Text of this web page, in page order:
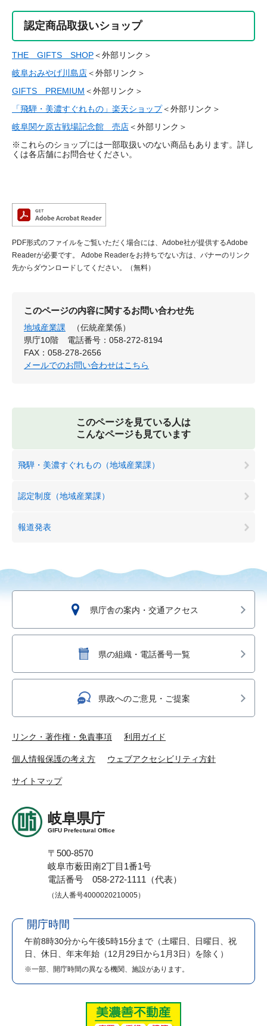
認定商品取扱いショップ
THE GIFTS SHOP＜外部リンク＞
岐阜おみやげ川島店＜外部リンク＞
GIFTS PREMIUM ＜外部リンク＞
「飛騨・美濃すぐれもの」楽天ショップ＜外部リンク＞
岐阜関ケ原古戦場記念館 売店＜外部リンク＞
※これらのショップには一部取扱いのない商品もあります。詳し
くは各店舗にお問合せください。
PDF形式のファイルをご覧いただく場合には、Adobe社が提供するAdobe
Readerが必要です。
Adobe Readerをお持ちでない方は、バナーのリンク
先からダウンロードしてください。（無料）
このページの内容に関するお問い合わせ先
地域産業課
（伝統産業係）
県庁10階
電話番号：058-272-8194
FAX：058-278-2656
メールでのお問い合わせはこちら
このページを見ている人は
こんなページも見ています
飛騨・美濃すぐれもの（地域産業課）
認定制度（地域産業課）
報道発表
県庁舎の案内・交通アクセス
県の組織・電話番号一覧
県政へのご意見・ご提案
リンク・著作権・免責事項 利用ガイド
個人情報保護の考え方 ウェブアクセシビリティ方針
サイトマップ
岐阜県庁
GIFU Prefectural Office
〒500-8570
岐阜市薮田南2丁目1番1号
電話番号 058-272-1111（代表）
（法人番号4000020210005）
開庁時間
午前8時30分から午後5時15分まで （土曜日、日曜日、祝
日、休日、年末年始（12月29日から1月3日）を除く）
※一部、開庁時間の異なる機関、施設があります。